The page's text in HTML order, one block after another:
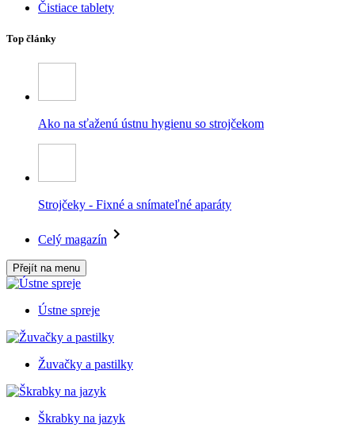
Čistiace tablety
Top články
Ako na sťaženú ústnu hygienu so strojčekom
Strojčeky - Fixné a snímateľné aparáty
Celý magazín
Přejít na menu
Ústne spreje
Žuvačky a pastilky
Škrabky na jazyk